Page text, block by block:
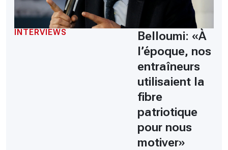
INTERVIEWS
Belloumi: «À
l’époque, nos
entraîneurs
utilisaient la
fibre
patriotique
pour nous
motiver»